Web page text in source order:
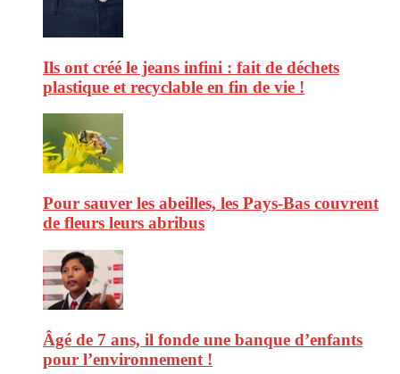
Ils ont créé le jeans infini : fait de déchets
plastique et recyclable en fin de vie !
Pour sauver les abeilles, les Pays-Bas couvrent
de fleurs leurs abribus
Âgé de 7 ans, il fonde une banque d’enfants
pour l’environnement !